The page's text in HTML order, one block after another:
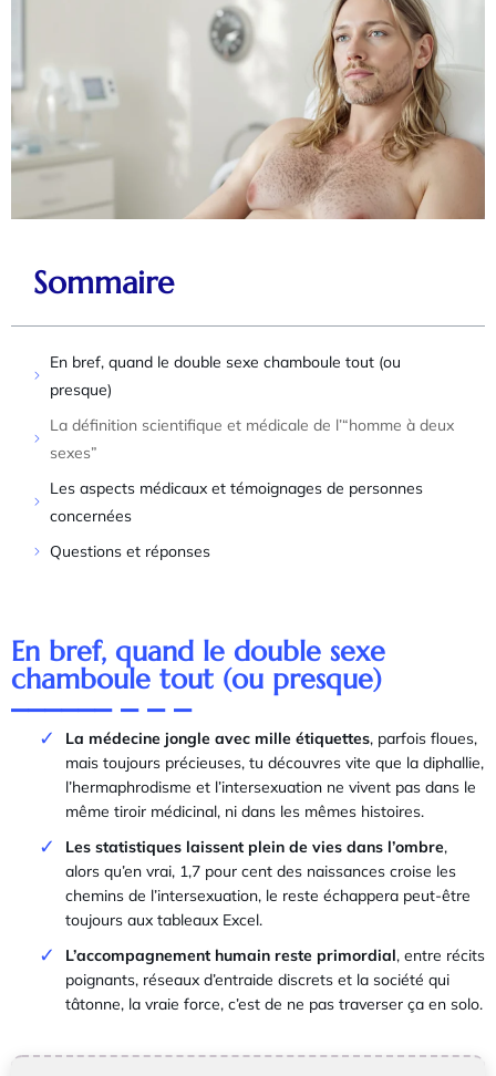
Sommaire
En bref, quand le double sexe chamboule tout (ou
presque)
La définition scientifique et médicale de l’“homme à deux
sexes”
Les aspects médicaux et témoignages de personnes
concernées
Questions et réponses
En bref, quand le double sexe
chamboule tout (ou presque)
La médecine jongle avec mille étiquettes, parfois floues,
mais toujours précieuses, tu découvres vite que la diphallie,
l’hermaphrodisme et l’intersexuation ne vivent pas dans le
même tiroir médicinal, ni dans les mêmes histoires.
Les statistiques laissent plein de vies dans l’ombre,
alors qu’en vrai, 1,7 pour cent des naissances croise les
chemins de l’intersexuation, le reste échappera peut-être
toujours aux tableaux Excel.
L’accompagnement humain reste primordial, entre récits
poignants, réseaux d’entraide discrets et la société qui
tâtonne, la vraie force, c’est de ne pas traverser ça en solo.